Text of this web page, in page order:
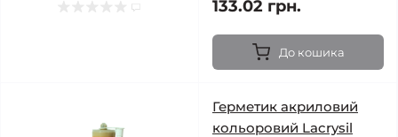
133.02 грн.
До кошика
Герметик акриловий
кольоровий Lacrysil